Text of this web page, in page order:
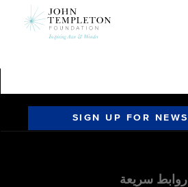
SIGN UP FOR
روابط سريعة